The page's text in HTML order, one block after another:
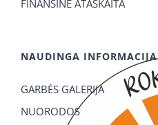
FINANSINĖ ATASKAITA
NAUDINGA INFORMACIJA
GARBĖS GALERIJA
NUORODOS